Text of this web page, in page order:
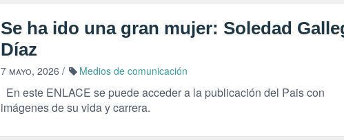
Se ha ido una gran mujer: Soledad
Díaz
7 mayo, 2026 / Medios de comunicación
En este ENLACE se puede acceder a la publicación del Pais con
imágenes de su vida y carrera.